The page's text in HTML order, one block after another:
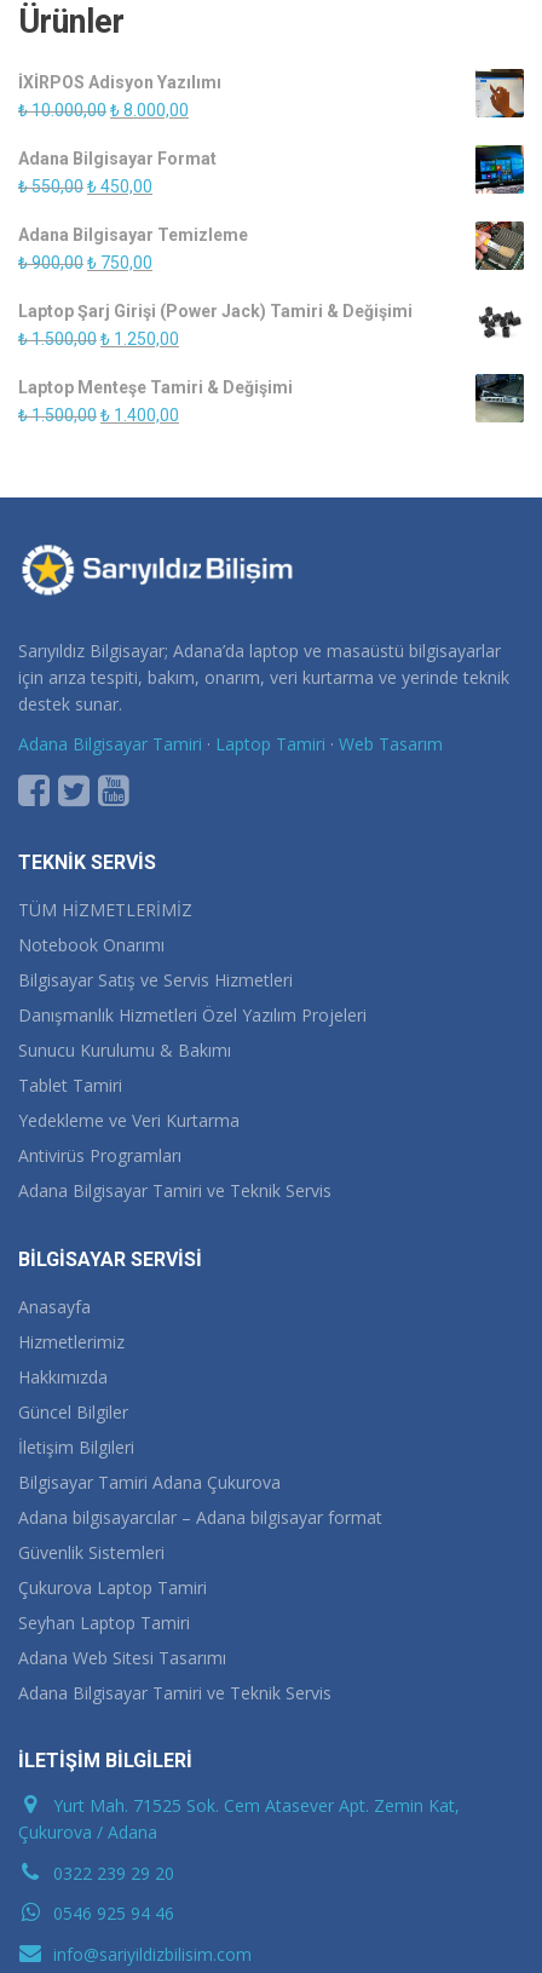
Ürünler
İXİRPOS Adisyon Yazılımı
₺10.000,00Orijinal
₺ 10.000,00.
₺8.000,00
fiyat:
Adana Bilgisayar Format
₺550,00Orijinal
₺ 550,00.
₺450,00
fiyat:
₺ 450,00.
Adana Bilgisayar Temizleme
₺900,00Orijinal
₺ 900,00.
₺ 750,00
fiyat:
₺ 750,00.
Laptop Şarj Girişi (Power Jack) Tamiri & Değişimi
₺1.500,00Orijinal
₺ 1.500,00.
₺ 1.250,00
fiyat:
₺ 1.250,00.
Laptop Menteşe Tamiri & Değişimi
₺1.500,00Orijinal
₺ 1.400,00
₺ 1.400,00.
Sarıyıldız Bilgisayar; Adana’da laptop ve masaüstü bilgisayarlar
için arıza tespiti, bakım, onarım, veri kurtarma ve yerinde teknik
destek sunar.
Adana Bilgisayar Tamiri · Laptop Tamiri · Web Tasarım
TEKNİK SERVİS
TÜM HİZMETLERİMİZ
Notebook Onarımı
Bilgisayar Satış ve Servis Hizmetleri
Danışmanlık Hizmetleri Özel Yazılım Projeleri
Sunucu Kurulumu & Bakımı
Tablet Tamiri
Yedekleme ve Veri Kurtarma
Antivirüs Programları
Adana Bilgisayar Tamiri ve Teknik Servis
BİLGİSAYAR SERVİSİ
Anasayfa
Hizmetlerimiz
Hakkımızda
Güncel Bilgiler
İletişim Bilgileri
Bilgisayar Tamiri Adana Çukurova
Adana bilgisayarcılar – Adana bilgisayar format
Güvenlik Sistemleri
Çukurova Laptop Tamiri
Seyhan Laptop Tamiri
Adana Web Sitesi Tasarımı
Adana Bilgisayar Tamiri ve Teknik Servis
İLETİŞİM BİLGİLERİ
Yurt Mah. 71525 Sok. Cem Atasever Apt. Zemin Kat,
Çukurova / Adana
0322 239 29 20
0546 925 94 46
info@sariyildizbilisim.com